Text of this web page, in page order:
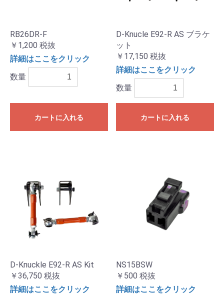
RB26DR-F
￥1,200 税抜
詳細はここをクリック
数量
カートに入れる
D-Knucle E92-R AS ブラケ
ット
￥17,150 税抜
詳細はここをクリック
数量
カートに入れる
D-Knuckle E92-R AS Kit
￥36,750 税抜
詳細はここをクリック
NS15BSW
￥500 税抜
詳細はここをクリック